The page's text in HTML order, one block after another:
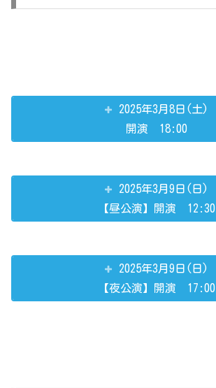
2025年3月8日(土)
開演 18:00
2025年3月9日(日)
【昼公演】開演 12:30
2025年3月9日(日)
【夜公演】開演 17:00